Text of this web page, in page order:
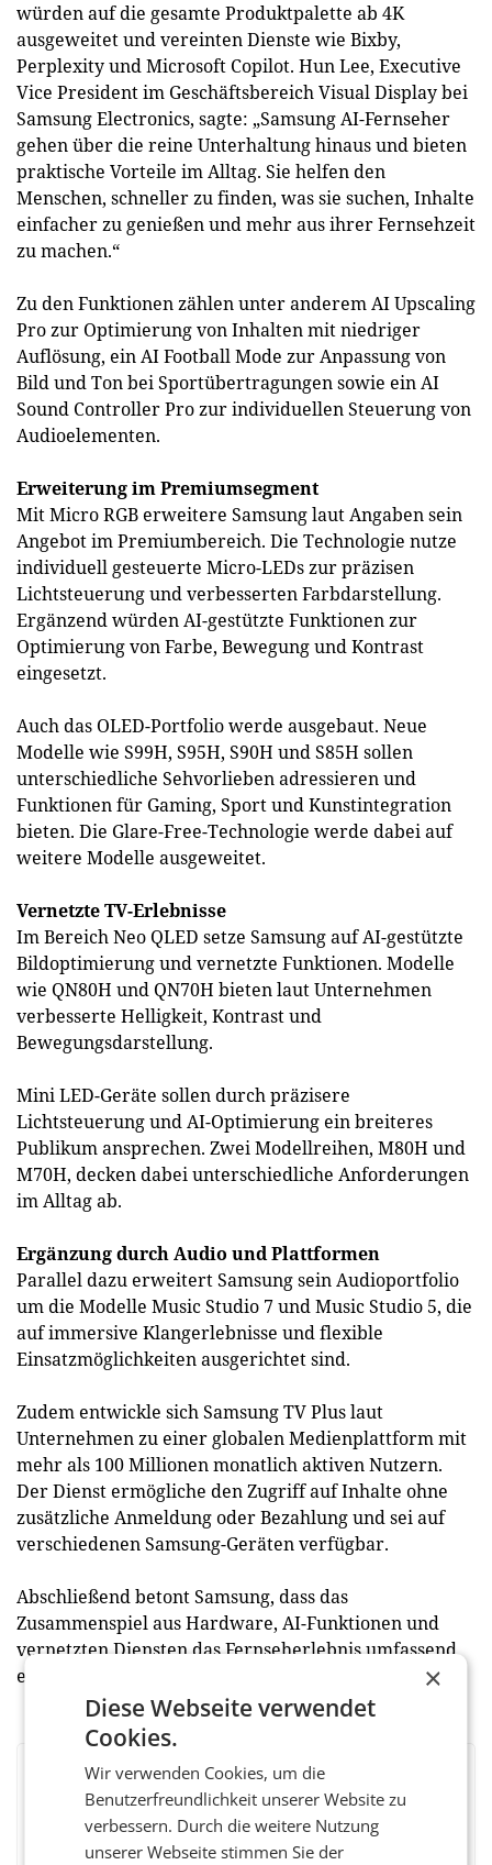
würden auf die gesamte Produktpalette ab 4K
ausgeweitet und vereinten Dienste wie Bixby,
Perplexity und Microsoft Copilot. Hun Lee, Executive
Vice President im Geschäftsbereich Visual Display bei
Samsung Electronics, sagte: „Samsung AI-Fernseher
gehen über die reine Unterhaltung hinaus und bieten
praktische Vorteile im Alltag. Sie helfen den
Menschen, schneller zu finden, was sie suchen, Inhalte
einfacher zu genießen und mehr aus ihrer Fernsehzeit
zu machen.“
Zu den Funktionen zählen unter anderem AI Upscaling
Pro zur Optimierung von Inhalten mit niedriger
Auflösung, ein AI Football Mode zur Anpassung von
Bild und Ton bei Sportübertragungen sowie ein AI
Sound Controller Pro zur individuellen Steuerung von
Audioelementen.
Erweiterung im Premiumsegment
Mit Micro RGB erweitere Samsung laut Angaben sein
Angebot im Premiumbereich. Die Technologie nutze
individuell gesteuerte Micro-LEDs zur präzisen
Lichtsteuerung und verbesserten Farbdarstellung.
Ergänzend würden AI-gestützte Funktionen zur
Optimierung von Farbe, Bewegung und Kontrast
eingesetzt.
Auch das OLED-Portfolio werde ausgebaut. Neue
Modelle wie S99H, S95H, S90H und S85H sollen
unterschiedliche Sehvorlieben adressieren und
Funktionen für Gaming, Sport und Kunstintegration
bieten. Die Glare-Free-Technologie werde dabei auf
weitere Modelle ausgeweitet.
Vernetzte TV-Erlebnisse
Im Bereich Neo QLED setze Samsung auf AI-gestützte
Bildoptimierung und vernetzte Funktionen. Modelle
wie QN80H und QN70H bieten laut Unternehmen
verbesserte Helligkeit, Kontrast und
Bewegungsdarstellung.
Mini LED-Geräte sollen durch präzisere
Lichtsteuerung und AI-Optimierung ein breiteres
Publikum ansprechen. Zwei Modellreihen, M80H und
M70H, decken dabei unterschiedliche Anforderungen
im Alltag ab.
Ergänzung durch Audio und Plattformen
Parallel dazu erweitert Samsung sein Audioportfolio
um die Modelle Music Studio 7 und Music Studio 5, die
auf immersive Klangerlebnisse und flexible
Einsatzmöglichkeiten ausgerichtet sind.
Zudem entwickle sich Samsung TV Plus laut
Unternehmen zu einer globalen Medienplattform mit
mehr als 100 Millionen monatlich aktiven Nutzern.
Der Dienst ermögliche den Zugriff auf Inhalte ohne
zusätzliche Anmeldung oder Bezahlung und sei auf
verschiedenen Samsung-Geräten verfügbar.
Abschließend betont Samsung, dass das
Zusammenspiel aus Hardware, AI-Funktionen und
vernetzten Diensten das Fernseherlebnis umfassend
erweitern soll. (red)
BEWERTEN SIE DIESEN ARTIKEL
×
Diese Webseite verwendet
Cookies.
Wir verwenden Cookies, um die
Benutzerfreundlichkeit unserer Website zu
verbessern. Durch die weitere Nutzung
unserer Webseite stimmen Sie der